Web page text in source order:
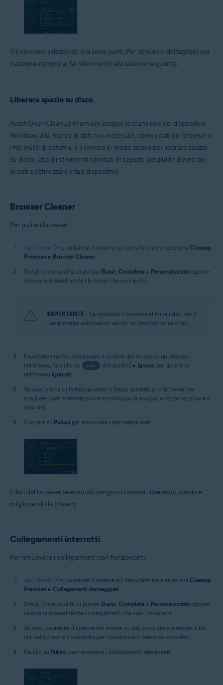
Gli elementi selezionati ora sono puliti. Per istruzioni dettagliate per
ciascuna categoria, fai riferimento alla sezione seguente.
Liberare spazio su disco
Avast One - Cleanup Premium esegue la scansione del dispositivo
Windows alla ricerca di dati non necessari, come i dati del browser e
i file inutili di sistema, e li elimina in modo sicuro per liberare spazio
su disco. Usa gli strumenti riportati di seguito per pulire diversi tipi
di dati e ottimizzare il tuo dispositivo.
Browser Cleaner
Per pulire i browser:
Apri Avast One, posiziona il cursore sul menu laterale e seleziona Cleanup
Premium ▸ Browser Cleaner.
Scegli una modalità di pulizia (Basic, Completa o Personalizzata) oppure
seleziona manualmente i browser che vuoi pulire.
IMPORTANTE:
La modalità Completa elimina i dati per il
riempimento automatico salvati nei browser selezionati.
Facoltativamente, posizionare il cursore del mouse su un browser
nell'elenco, fare clic su
••• (tre puntini) ▸ Ignoraper spostarlo
nell'elenco Ignorati.
Se vuoi, clicca sulla freccia verso il basso accanto a un browser per
scegliere quali elementi pulire (cronologia di navigazione, cache, cookie e
così via).
Cliccare su Pulisci per rimuovere i dati selezionati.
I dati del browser selezionati vengono rimossi, liberando spazio e
migliorando la privacy.
Collegamenti interrotti
Per rimuovere i collegamenti non funzionanti:
Apri Avast One, posiziona il cursore sul menu laterale e seleziona Cleanup
Premium ▸ Collegamenti danneggiati.
Scegli una modalità di pulizia (Basic, Completa o Personalizzata) oppure
seleziona manualmente i collegamenti che vuoi rimuovere.
Se vuoi, posiziona il cursore del mouse su una scorciatoia elencata e fai
clic sulla freccia visualizzata per visualizzare il percorso completo.
Fai clic su Pulisci per rimuovere i collegamenti selezionati.